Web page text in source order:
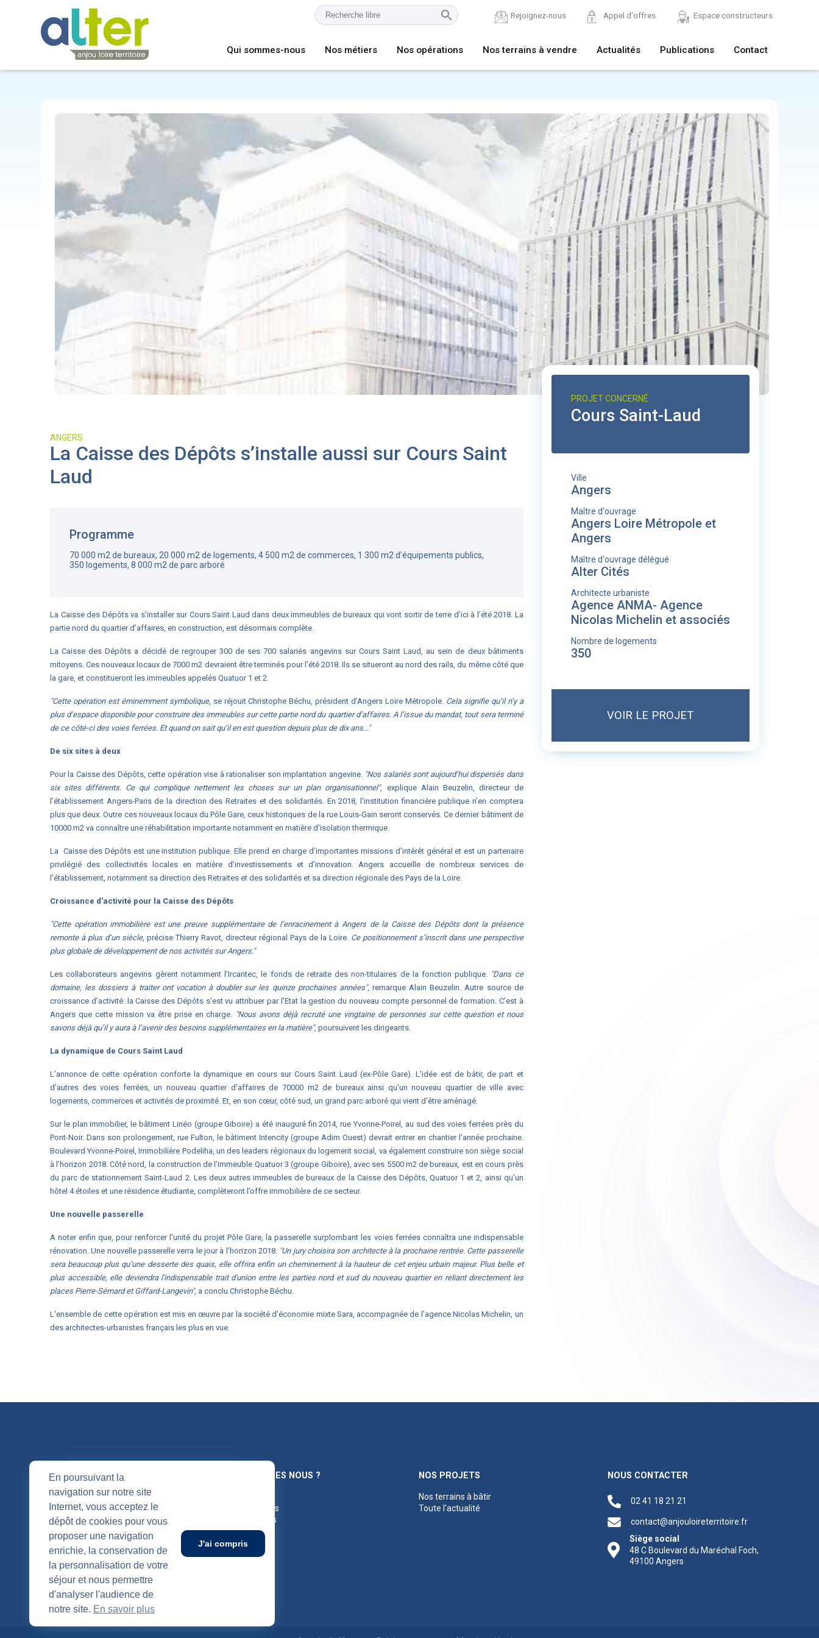
En poursuivant la
navigation sur notre site
Internet, vous acceptez le
dépôt de cookies pour vous
proposer une navigation
enrichie, la conservation de
la personnalisation de votre
séjour et nous permettre
d'analyser l'audience de
notre site. En savoir plus
J'ai compris
Rejoignez-nous Appel d'offres Espace constructeurs
Qui sommes-nous Nos métiers Nos opérations Nos terrains à vendre Actualités Publications Contact
ANGERS
La Caisse des Dépôts s’installe aussi sur Cours Saint
Laud
Programme
70 000 m2 de bureaux, 20 000 m2 de logements, 4 500 m2 de commerces, 1 300 m2 d’équipements publics,
350 logements, 8 000 m2 de parc arboré
La Caisse des Dépôts va s’installer sur Cours Saint Laud dans deux immeubles de bureaux qui vont sortir de terre d’ici à l’été 2018. La
partie nord du quartier d’affaires, en construction, est désormais complète.
La Caisse des Dépôts a décidé de regrouper 300 de ses 700 salariés angevins sur Cours Saint Laud, au sein de deux bâtiments
mitoyens. Ces nouveaux locaux de 7000 m2 devraient être terminés pour l’été 2018. Ils se situeront au nord des rails, du même côté que
la gare, et constitueront les immeubles appelés Quatuor 1 et 2.
"Cette opération est éminemment symbolique, se réjouit Christophe Béchu, président d’Angers Loire Métropole. Cela signifie qu’il n’y a
plus d’espace disponible pour construire des immeubles sur cette partie nord du quartier d’affaires. A l’issue du mandat, tout sera terminé
de ce côté-ci des voies ferrées. Et quand on sait qu’il en est question depuis plus de dix ans..."
De six sites à deux
Pour la Caisse des Dépôts, cette opération vise à rationaliser son implantation angevine. "Nos salariés sont aujourd’hui dispersés dans
six sites différents. Ce qui complique nettement les choses sur un plan organisationnel", explique Alain Beuzelin, directeur de
l’établissement Angers-Paris de la direction des Retraites et des solidarités. En 2018, l’institution financière publique n’en comptera
plus que deux. Outre ces nouveaux locaux du Pôle Gare, ceux historiques de la rue Louis-Gain seront conservés. Ce dernier bâtiment de
10000 m2 va connaître une réhabilitation importante notamment en matière d’isolation thermique.
La Caisse des Dépôts est une institution publique. Elle prend en charge d’importantes missions d’intérêt général et est un partenaire
privilégié des collectivités locales en matière d’investissements et d’innovation. Angers accueille de nombreux services de
l’établissement, notamment sa direction des Retraites et des solidarités et sa direction régionale des Pays de la Loire.
Croissance d’activité pour la Caisse des Dépôts
"Cette opération immobilière est une preuve supplémentaire de l’enracinement à Angers de la Caisse des Dépôts dont la présence
remonte à plus d’un siècle, précise Thierry Ravot, directeur régional Pays de la Loire. Ce positionnement s’inscrit dans une perspective
plus globale de développement de nos activités sur Angers."
Les collaborateurs angevins gèrent notamment l’Ircantec, le fonds de retraite des non-titulaires de la fonction publique. "Dans ce
domaine, les dossiers à traiter ont vocation à doubler sur les quinze prochaines années", remarque Alain Beuzelin. Autre source de
croissance d’activité: la Caisse des Dépôts s’est vu attribuer par l’Etat la gestion du nouveau compte personnel de formation. C’est à
Angers que cette mission va être prise en charge. "Nous avons déjà recruté une vingtaine de personnes sur cette question et nous
savons déjà qu’il y aura à l’avenir des besoins supplémentaires en la matière", poursuivent les dirigeants.
La dynamique de Cours Saint Laud
L’annonce de cette opération conforte la dynamique en cours sur Cours Saint Laud (ex-Pôle Gare). L'idée est de bâtir, de part et
d'autres des voies ferrées, un nouveau quartier d'affaires de 70000 m2 de bureaux ainsi qu'un nouveau quartier de ville avec
logements, commerces et activités de proximité. Et, en son cœur, côté sud, un grand parc arboré qui vient d’être aménagé.
Sur le plan immobilier, le bâtiment Linéo (groupe Giboire) a été inauguré fin 2014, rue Yvonne-Poirel, au sud des voies ferrées près du
Pont-Noir. Dans son prolongement, rue Fulton, le bâtiment Intencity (groupe Adim Ouest) devrait entrer en chantier l'année prochaine.
Boulevard Yvonne-Poirel, Immobilière Podeliha, un des leaders régionaux du logement social, va également construire son siège social
à l’horizon 2018. Côté nord, la construction de l’immeuble Quatuor 3 (groupe Giboire), avec ses 5500 m2 de bureaux, est en cours près
du parc de stationnement Saint-Laud 2. Les deux autres immeubles de bureaux de la Caisse des Dépôts, Quatuor 1 et 2, ainsi qu’un
hôtel 4 étoiles et une résidence étudiante, complèteront l’offre immobilière de ce secteur.
Une nouvelle passerelle
A noter enfin que, pour renforcer l'unité du projet Pôle Gare, la passerelle surplombant les voies ferrées connaîtra une indispensable
rénovation. Une nouvelle passerelle verra le jour à l’horizon 2018. "Un jury choisira son architecte à la prochaine rentrée. Cette passerelle
sera beaucoup plus qu’une desserte des quais, elle offrira enfin un cheminement à la hauteur de cet enjeu urbain majeur. Plus belle et
plus accessible, elle deviendra l'indispensable trait d'union entre les parties nord et sud du nouveau quartier en reliant directement les
places Pierre-Sémard et Giffard-Langevin", a conclu Christophe Béchu.
L'ensemble de cette opération est mis en œuvre par la société d’économie mixte Sara, accompagnée de l’agence Nicolas Michelin, un
des architectes-urbanistes français les plus en vue.
PROJET CONCERNÉ
Cours Saint-Laud
Ville
Angers
Maître d'ouvrage
Angers Loire Métropole et
Angers
Maître d'ouvrage délégué
Alter Cités
Architecte urbaniste
Agence ANMA- Agence
Nicolas Michelin et associés
Nombre de logements
350
VOIR LE PROJET
SUIVEZ-NOUS
QUI SOMMES NOUS ?
Nos agences
Publications
NOS PROJETS
Nos terrains à bâtir
Toute l'actualité
NOUS CONTACTER
02 41 18 21 21
contact@anjouloireterritoire.fr
Siège social
48 C Boulevard du Maréchal Foch,
49100 Angers